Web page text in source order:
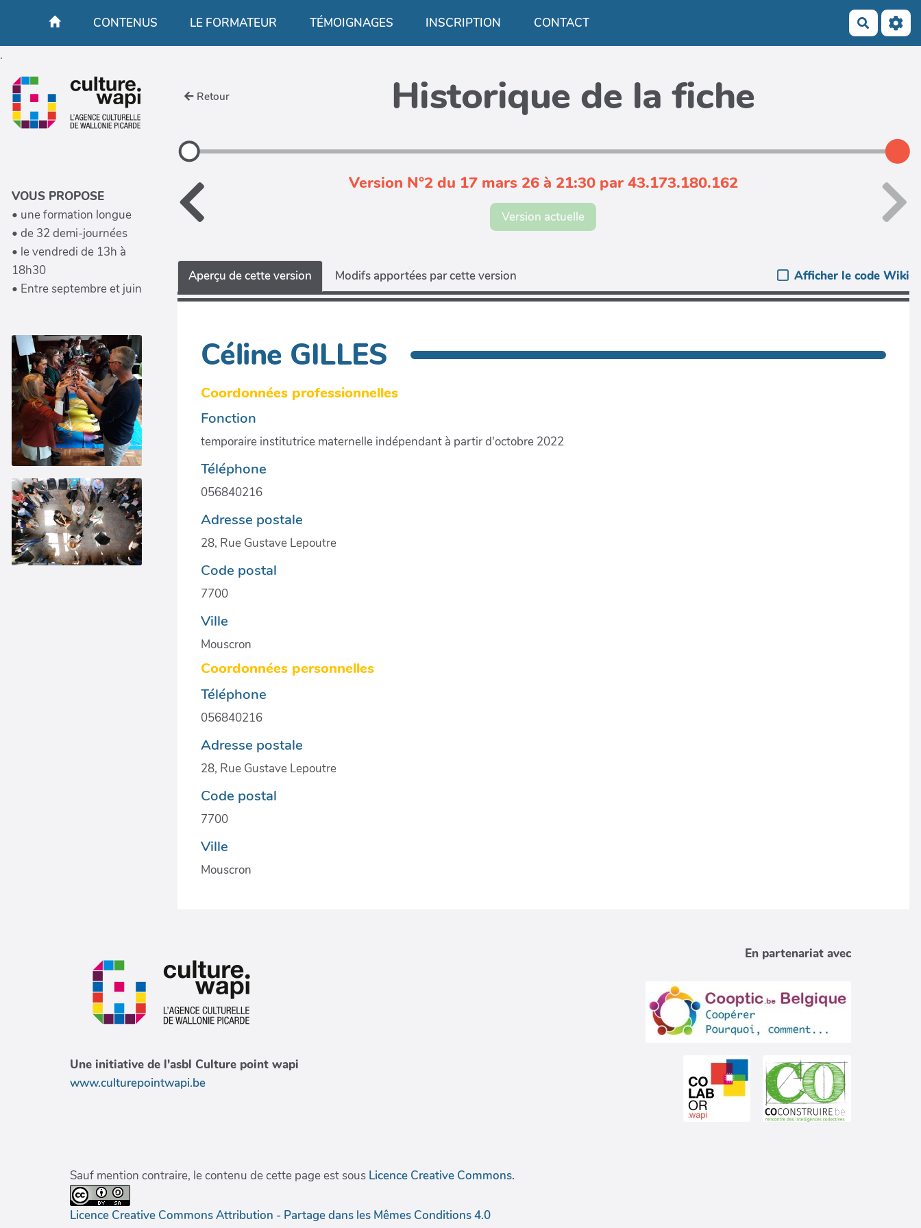
Aller au contenu principal
CONTENUS LE FORMATEUR TÉMOIGNAGES INSCRIPTION CONTACT
.
VOUS PROPOSE
• une formation longue
• de 32 demi-journées
• le vendredi de 13h à
18h30
• Entre septembre et juin
Retour Historique de la fiche
Version N°2 du 17 mars 26 à 21:30 par 43.173.180.162
Version actuelle
Aperçu de cette version Modifs apportées par cette version Afficher le code Wiki
Céline GILLES
Coordonnées professionnelles
Fonction
temporaire institutrice maternelle indépendant à partir d'octobre 2022
Téléphone
056840216
Adresse postale
28, Rue Gustave Lepoutre
Code postal
7700
Ville
Mouscron
Coordonnées personnelles
Téléphone
056840216
Adresse postale
28, Rue Gustave Lepoutre
Code postal
7700
Ville
Mouscron
Une initiative de l'asbl Culture point wapi
www.culturepointwapi.be
Sauf mention contraire, le contenu de cette page est sous Licence Creative Commons.
Licence Creative Commons Attribution - Partage dans les Mêmes Conditions 4.0
En partenariat avec